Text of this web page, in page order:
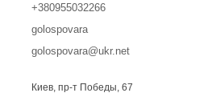
+380955032266
golospovara
golospovara@ukr.net
Киев, пр-т Победы, 67